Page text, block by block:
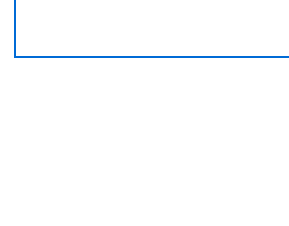
dessen